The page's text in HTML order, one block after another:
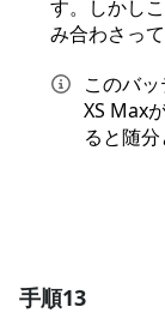
す。しかし
み合わさっ
このバ
XS Max
ると随分
手順13